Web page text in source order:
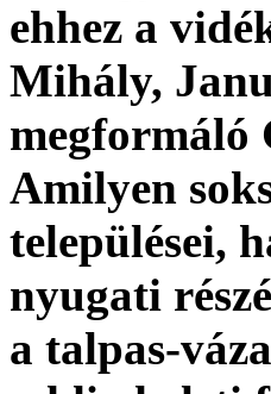
ehhez a
Mihály,
megformáló
Amilyen
települései,
nyugati
a talpas-